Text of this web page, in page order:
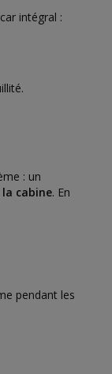
intégral :
: un
cabine. En
pendant les